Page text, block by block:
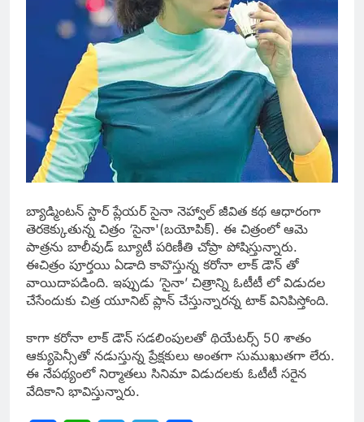
బ్యాడ్మింటన్ స్టార్ ప్లేయర్ సైనా నెహ్వాల్ జీవిత కథ ఆధారంగా
తెరకెక్కుతున్న చిత్రం ‘సైనా'(బయోపిక్). ఈ చిత్రంలో ఆమె
పాత్రను బాలీవుడ్ బ్యూటీ పరిణీతి చోప్రా పోషిస్తున్నారు.
ఈచిత్రం పూర్తయి ఏడాది కావొస్తున్న కరోనా లాక్ డౌన్ తో
వాయిదాపడింది. ఇప్పుడు ‘సైనా’ చిత్రాన్ని ఓటీటీ లో విడుదల
చేసేందుకు చిత్ర యూనిట్ ప్లాన్ చేస్తున్నారన్న టాక్ వినిపిస్తోంది.
కాగా కరోనా లాక్ డౌన్ సడలింపులతో థియేటర్స్ 50 శాతం
ఆక్యుపెన్సీతో నడుస్తున్న ప్రేక్షకులు అంతగా సుముఖుతగా లేరు.
ఈ నేపథ్యంలో నిర్మాతలు సినిమా విడుదలకు ఓటీటీ సరైన
వేదికాని భావిస్తున్నారు.